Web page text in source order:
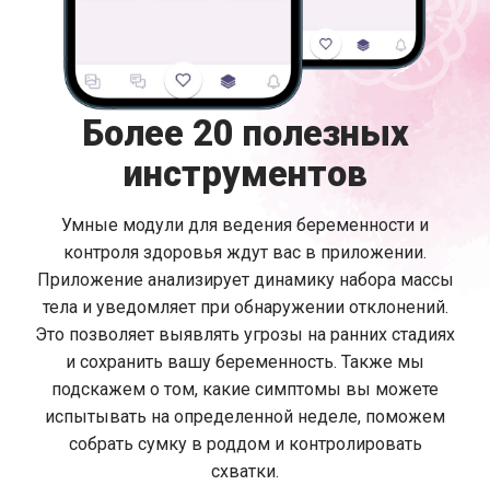
Более 20 полезных
инструментов
Умные модули для ведения беременности и
контроля здоровья ждут вас в приложении.
Приложение анализирует динамику набора массы
тела и уведомляет при обнаружении отклонений.
Это позволяет выявлять угрозы на ранних стадиях
и сохранить вашу беременность. Также мы
подскажем о том, какие симптомы вы можете
испытывать на определенной неделе, поможем
собрать сумку в роддом и контролировать
схватки.